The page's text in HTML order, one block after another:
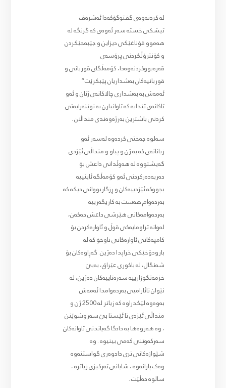
لە کردنەوەی گفتوگۆکەدا ئەشرەف
تیشکی خستە سەر ئەوەی کە گرنگە لە
هەموو قۆناغێکی دیزاین و جێبەجێکردن
و کۆنترۆڵکردنی پرۆسەی
قەرەبووکردنەوەدا، کۆمەڵگای قوربانی و
قوربانیەکان بەشداریان پێبکرێت”
ئەمەش بە بەشداری چالاکانەی ژنان و ئەو
تاکانەی تێدایە کە تاوانبارن بە نوێنەرایەتی
کردنی باشترین بەرژەوەندی منداڵان .
سەلوە جەختی کردەوە لەسەر ئەو
زیانانەی کە بە ژن و پیاو و منداڵی ئێزدی
گەیشتووە لە هەوڵدانی داعش بۆ
دەربەدەرکردنی ئەو کۆمەڵگە ئاینییە
بچووکە ئێزدییەکان و ڕزگاربووانی دیکە کە
بەردەوام هەست بە کاریگەرییە
بەردەوامەکانی هێرشی داعش دەکەن،
لەوانە تراومایەکی قوڵ و ئاوارەکردن بۆ
کامپەکانی ئاوارەکانی ناوخۆ کە لە
بارودۆخێکی خراپدا دەژین. گەڕاوەکان بۆ
شەنگال، لە باکوری عێراق، بەبێ
خزمەتگوزارییە سەرەتاییەکان دەژین، لە
نێوان نائارامیی بەردەوامدا ئەمەش
بەوەوە لێکدراوە کە زیاتر لە 2500 ژن و
منداڵی ئێزدی تا ئێستا بێ سەروشوێنن
، وە هەروەها بە دادگا گەیاندنی تاوانەکان
سەرکەوتنی کەمی بینیوە . وە
شێوازەکانی تری دادوەری گواستنەوە
وەک پارانەوە ، شایانی تەرکیزی زیاترە ،
سالوە دەڵێت .